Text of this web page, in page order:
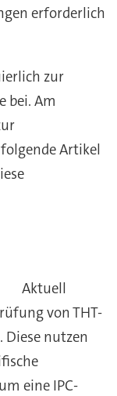
erforderlich
zur
bei. Am
Artikel
Aktuell
von THT-
nutzen
eine IPC-